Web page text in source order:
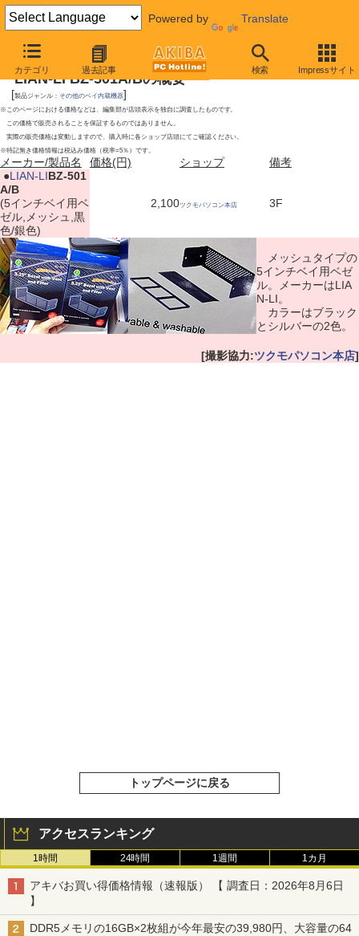
Powered by Translate
カテゴリ 過去記事 検索 Impressサイト
2010年7月10日号
LIAN-LI BZ-501A/Bの概要
[製品ジャンル： その他のベイ内蔵機器]
※このページにおける価格などは、編集部が店頭表示を独自に調査したものです。
この価格で販売されることを保証するものではありません。
実際の販売価格は変動しますので、購入時に各ショップ店頭にてご確認ください。
※特記無き価格情報は税込み価格（税率=5％）です。
メーカー/製品名 価格(円) ショップ
備考
●LIAN-LIBZ-501
A/B
(5インチベイ用ベ
ゼル,メッシュ,黒
色/銀色)
2,100ツクモパソコン本店 3F
メッシュタイプの
5インチベイ用ベゼ
ル。メーカーはLIA
N-LI。
カラーはブラック
とシルバーの2色。
[撮影協力:ツクモパソコン本店]
トップページに戻る
アクセスランキング
1時間 24時間 1週間 1カ月
アキバお買い得価格情報（速報版） 【 調査日：2026年8月6日
】
DDR5メモリの16GB×2枚組が今年最安の39,980円、大容量の64